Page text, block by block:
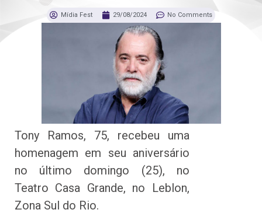
Mídia Fest 29/08/2024 No Comments
Tony Ramos, 75, recebeu uma
homenagem em seu aniversário
no último domingo (25), no
Teatro Casa Grande, no Leblon,
Zona Sul do Rio.